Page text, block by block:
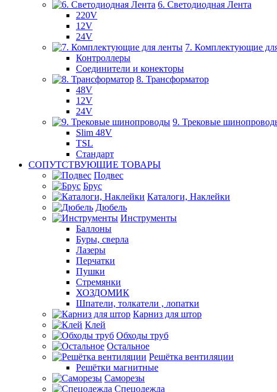
6. Светодиодная Лента
220V
12V
24V
7. Комплектующие
Контроллеры
Соединители и конекторы
8. Трансформатор
48V
12V
24V
9. Трековые
Slim 48V
TSL
Стандарт
СОПУТСТВУЮЩИЕ ТОВАРЫ
Подвес
Брус
Каталоги, Наклейки
Дюбель
Инструменты
Баллоны
Буры, сверла
Лазеры
Перчатки
Пушки
Стремянки
ХОЗДОМИК
Шпатели, толкатели , лопатки
Карниз для штор
Клей
Обходы труб
Остальное
Решётка вентиляции
Решётки магнитные
Саморезы
Спецодежда